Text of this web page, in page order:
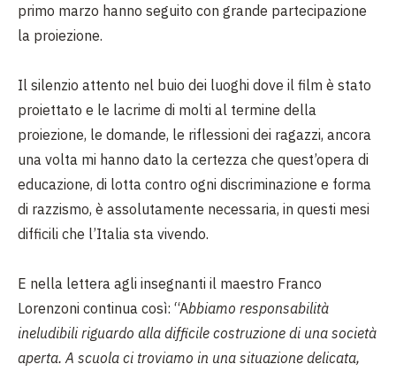
primo marzo hanno seguito con grande partecipazione
la proiezione.
Il silenzio attento nel buio dei luoghi dove il film è stato
proiettato e le lacrime di molti al termine della
proiezione, le domande, le riflessioni dei ragazzi, ancora
una volta mi hanno dato la certezza che quest’opera di
educazione, di lotta contro ogni discriminazione e forma
di razzismo, è assolutamente necessaria, in questi mesi
difficili che l’Italia sta vivendo.
E nella lettera agli insegnanti il maestro Franco
Lorenzoni continua così: “Abbiamo responsabilità
ineludibili riguardo alla difficile costruzione di una società
aperta. A scuola ci troviamo in una situazione delicata,